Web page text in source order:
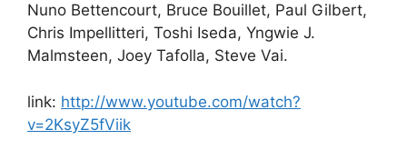
Nuno Bettencourt, Bruce Bouillet, Paul Gilbert,
Chris Impellitteri, Toshi Iseda, Yngwie J.
Malmsteen, Joey Tafolla, Steve Vai.
link: http://www.youtube.com/watch?
v=2KsyZ5fViik